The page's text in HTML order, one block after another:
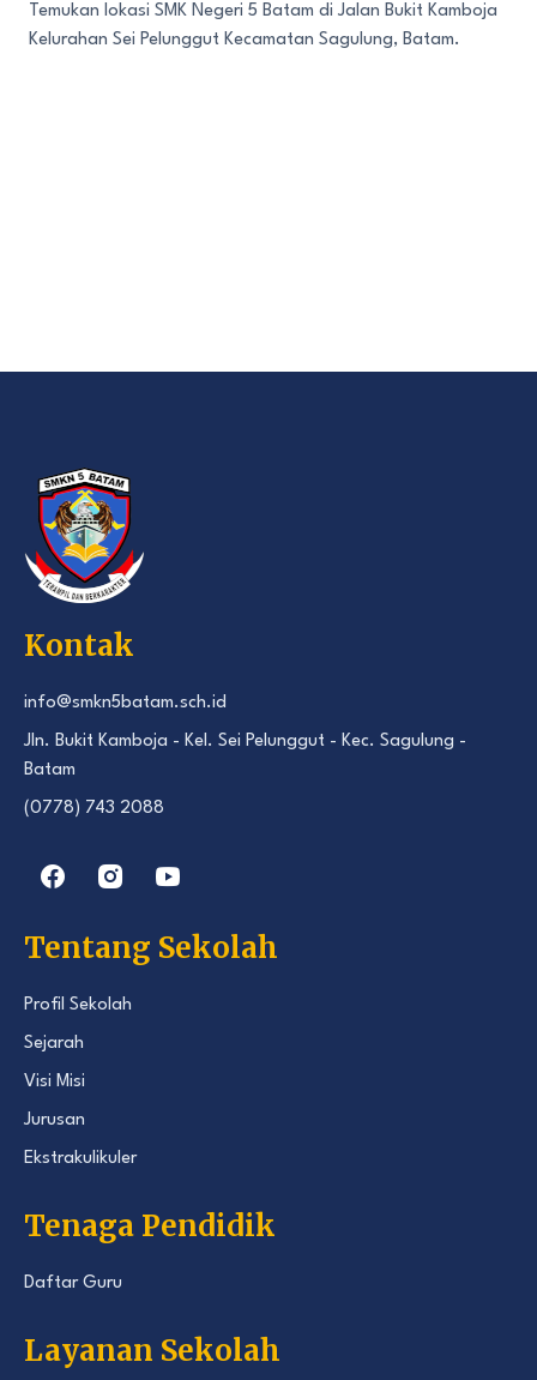
Temukan lokasi SMK Negeri 5 Batam di Jalan Bukit Kamboja
Kelurahan Sei Pelunggut Kecamatan Sagulung, Batam.
Kontak
info@smkn5batam.sch.id
Jln. Bukit Kamboja - Kel. Sei Pelunggut - Kec. Sagulung -
Batam
(0778) 743 2088
Tentang Sekolah
Profil Sekolah
Sejarah
Visi Misi
Jurusan
Ekstrakulikuler
Tenaga Pendidik
Daftar Guru
Layanan Sekolah